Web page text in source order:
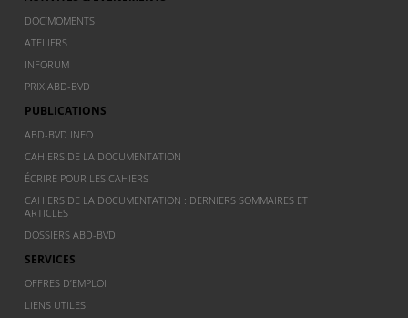
DOC’MOMENTS
ATELIERS
INFORUM
PRIX ABD-BVD
PUBLICATIONS
ABD-BVD INFO
CAHIERS DE LA DOCUMENTATION
ÉCRIRE POUR LES CAHIERS
CAHIERS DE LA DOCUMENTATION : DERNIERS SOMMAIRES ET
ARTICLES
DOSSIERS ABD-BVD
SERVICES
OFFRES D’EMPLOI
LIENS UTILES